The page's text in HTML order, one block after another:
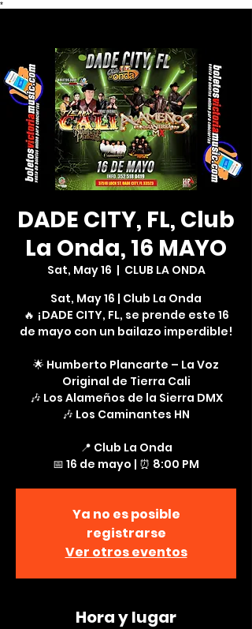
*
DADE CITY, FL, Club
La Onda, 16 MAYO
Sat, May 16
  |
CLUB LA ONDA
Sat, May 16 | Club La Onda
🔥 ¡DADE CITY, FL, se prende este 16
de mayo con un bailazo imperdible!
🌟 Humberto Plancarte – La Voz
Original de Tierra Cali
🎶 Los Alameños de la Sierra DMX
🎶 Los Caminantes HN
📍 Club La Onda
📅 16 de mayo | ⏰ 8:00 PM
Ya no es posible
registrarse
Ver otros eventos
Hora y lugar